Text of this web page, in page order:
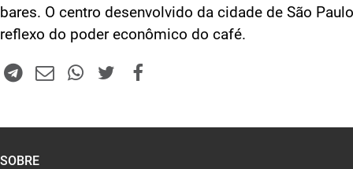
bares. O centro desenvolvido da cidade de São
reflexo do poder econômico do café.
SOBRE